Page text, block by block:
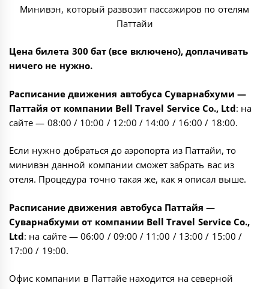
Минивэн, который развозит пассажиров по отелям
Паттайи
Цена билета 300 бат (все включено), доплачивать
ничего не нужно.
Расписание движения автобуса Суварнабхуми —
Паттайя от компании Bell Travel Service Co., Ltd: на
сайте — 08:00 / 10:00 / 12:00 / 14:00 / 16:00 / 18:00.
Если нужно добраться до аэропорта из Паттайи, то
минивэн данной компании сможет забрать вас из
отеля. Процедура точно такая же, как я описал выше.
Расписание движения автобуса Паттайя —
Суварнабхуми от компании Bell Travel Service Co.,
Ltd: на сайте — 06:00 / 09:00 / 11:00 / 13:00 / 15:00 /
17:00 / 19:00.
Офис компании в Паттайе находится на северной